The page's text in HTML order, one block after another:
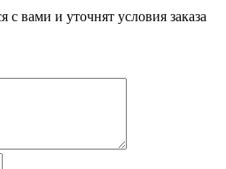
вами и уточнят условия заказа